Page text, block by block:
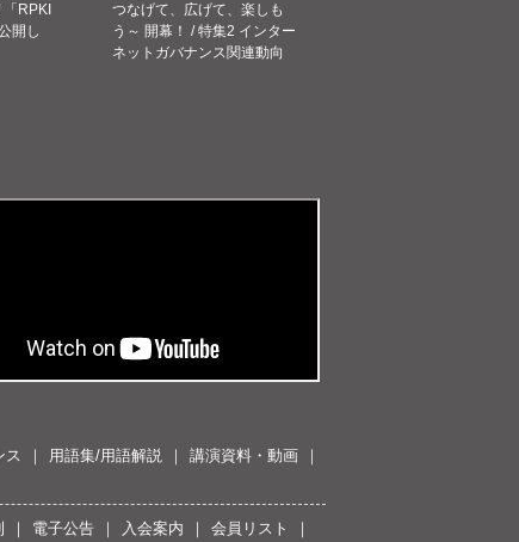
RPKI
開し
つなげて、広げて、楽しも
う～ 開幕！ / 特集2 インター
ネットガバナンス関連動向
ス 用語集/用語解説
講演資料・動画
電子公告 入会案内
会員リスト